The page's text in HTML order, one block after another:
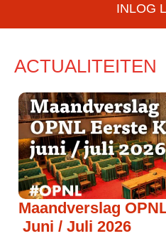
INLOG
ACTUALITEITEN
Maandverslag
Juni / Juli 2026